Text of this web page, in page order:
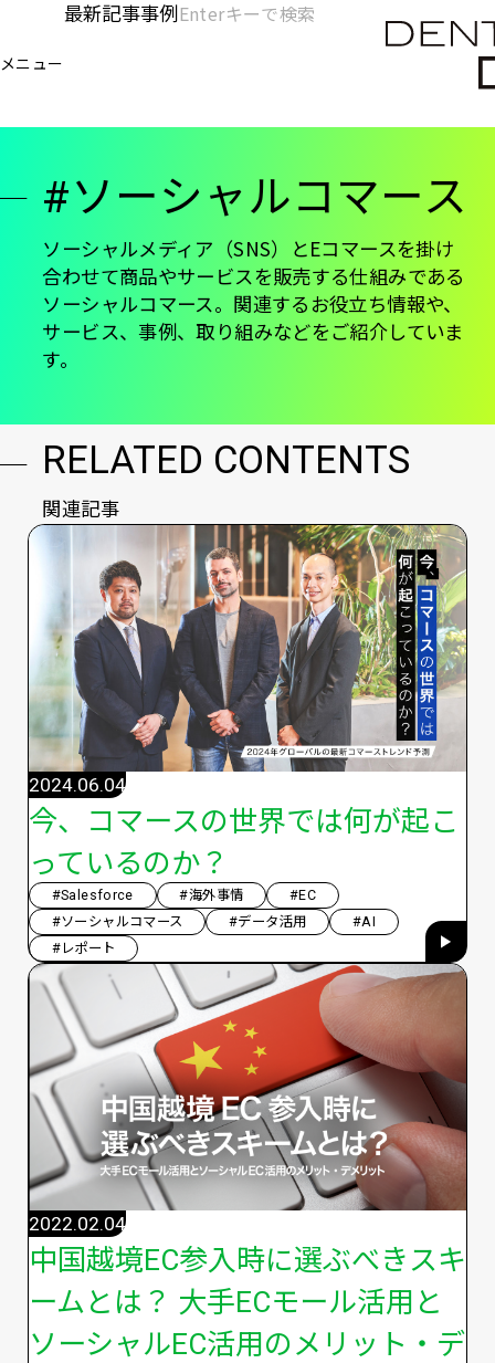
ン
ン
メニュー
[KC]
ー
メ
イ
ン
最新記事事例
検
索
ソーシャルコマ
#ソーシャルコマース
ソーシャルメディア（SNS）とEコマースを掛け
合わせて商品やサービスを販売する仕組みである
ソーシャルコマース。関連するお役立ち情報や、
サービス、事例、取り組みなどをご紹介していま
す。
RELATED CONTENTS
関連記事
今、コマースの世界では何が起こ
っているのか？
2024.06.04
#Salesforce #海外事情
#EC
#ソーシャルコマース
#データ活用
#AI
#レポート
中国越境EC参入時に選ぶべきスキ
ームとは？ 大手ECモール活用と
ソーシャルEC活用のメリット・デ
2022.02.04